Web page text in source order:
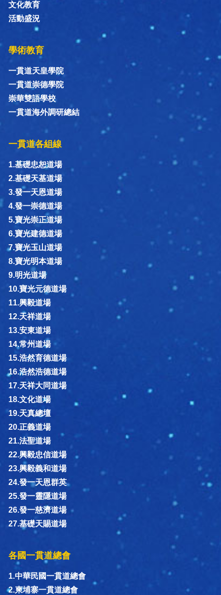
文化教育
活動盛況
學術教育
一貫道天皇學院
一貫道崇德學院
崇華雙語學校
一貫道海外調研總結
一貫道各組線
1.基礎忠恕道場
2.基礎天基道場
3.發一天恩道場
4.發一崇德道場
5.寶光崇正道場
6.寶光建德道場
7.寶光玉山道場
8.寶光明本道場
9.明光道場
10.寶光元德道場
11.興毅道場
12.天祥道場
13.安東道場
14.常州道場
15.浩然育德道場
16.浩然浩德道場
17.天祥大同道場
18.文化道場
19.天真總壇
20.正義道場
21.法聖道場
22.興毅忠信道場
23.興毅義和道場
24.發一天恩群英
25.發一靈隱道場
26.發一慈濟道場
27.基礎天賜道場
各國一貫道總會
1.中華民國一貫道總會
2.柬埔寨一貫道總會